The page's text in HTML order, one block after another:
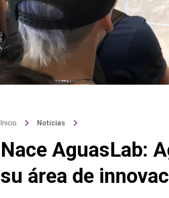
Inicio keyboard_arrow_right Noticias keyboard_arrow_right
Nace AguasLab:
su área de